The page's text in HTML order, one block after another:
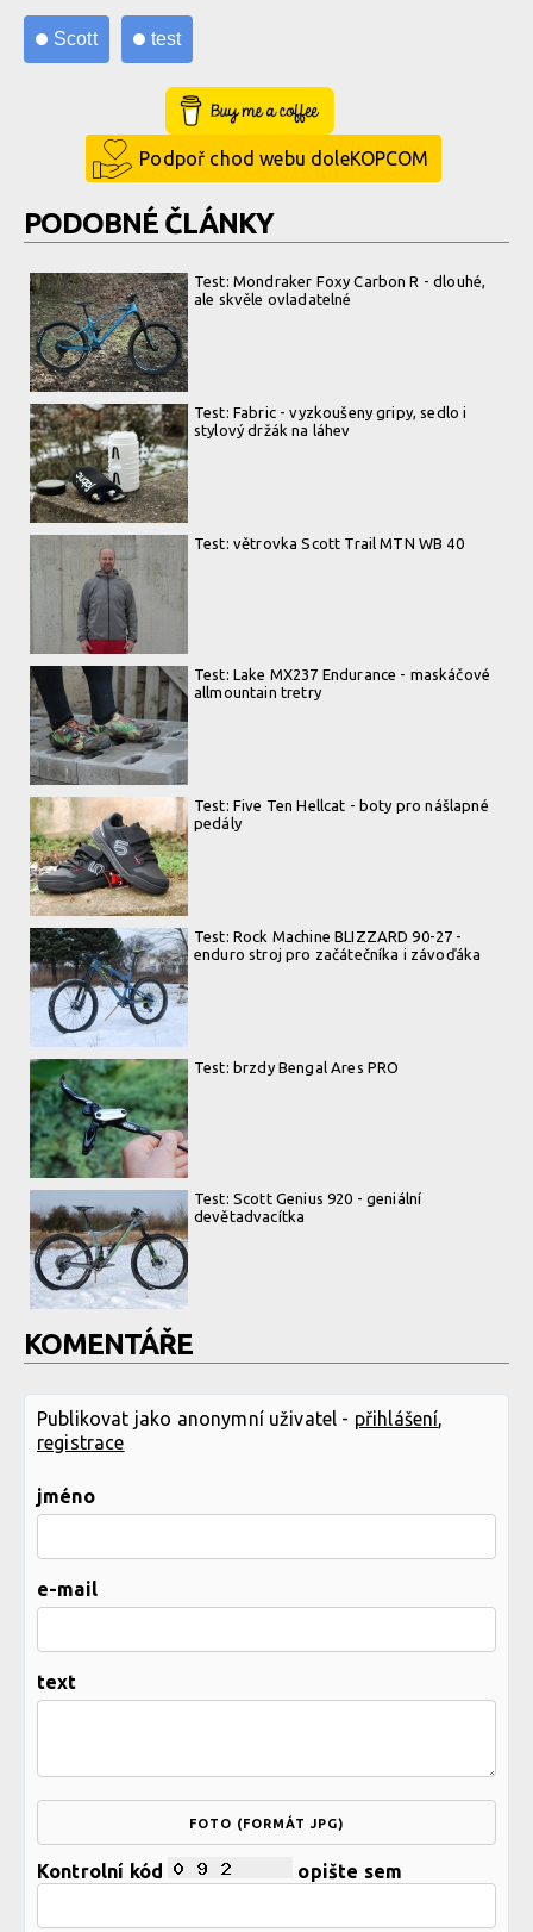
Scott test
Buy Me a Coffee
Podpoř chod webu doleKOPCOM
PODOBNÉ ČLÁNKY
Test: Mondraker Foxy Carbon R - dlouhé,
ale skvěle ovladatelné
Test: Fabric - vyzkoušeny gripy, sedlo i
stylový držák na láhev
Test: větrovka Scott Trail MTN WB 40
Test: Lake MX237 Endurance - maskáčové
allmountain tretry
Test: Five Ten Hellcat - boty pro nášlapné
pedály
Test: Rock Machine BLIZZARD 90-27 -
enduro stroj pro začátečníka i závoďáka
Test: brzdy Bengal Ares PRO
Test: Scott Genius 920 - geniální
devětadvacítka
KOMENTÁŘE
Publikovat jako anonymní uživatel - přihlášení,
registrace
jméno
e-mail
text
FOTO (FORMÁT JPG)
Kontrolní kód opište sem